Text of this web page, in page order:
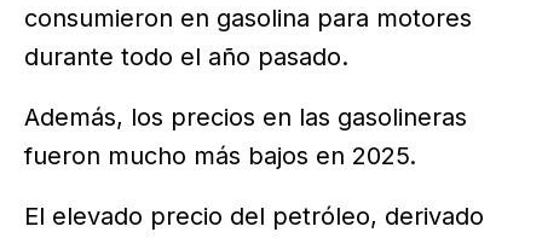
consumieron en gasolina para motores
durante todo el año pasado.
Además, los precios en las gasolineras
fueron mucho más bajos en 2025.
El elevado precio del petróleo, derivado